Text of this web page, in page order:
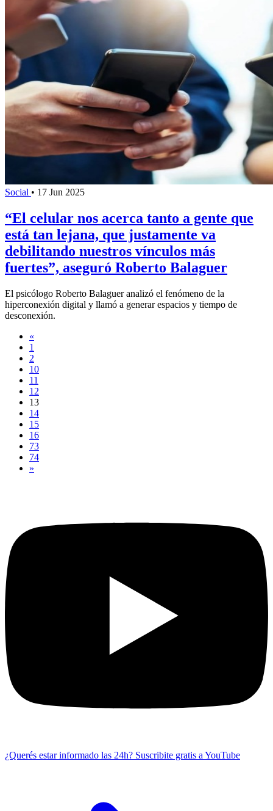
Social • 17 Jun 2025
“El celular nos acerca tanto a gente que
está tan lejana, que justamente va
debilitando nuestros vínculos más
fuertes”, aseguró Roberto Balaguer
El psicólogo Roberto Balaguer analizó el fenómeno de la
hiperconexión digital y llamó a generar espacios y tiempo de
desconexión.
«
1
2
10
11
12
13
14
15
16
73
74
»
¿Querés estar informado las 24h? Suscribite gratis a YouTube